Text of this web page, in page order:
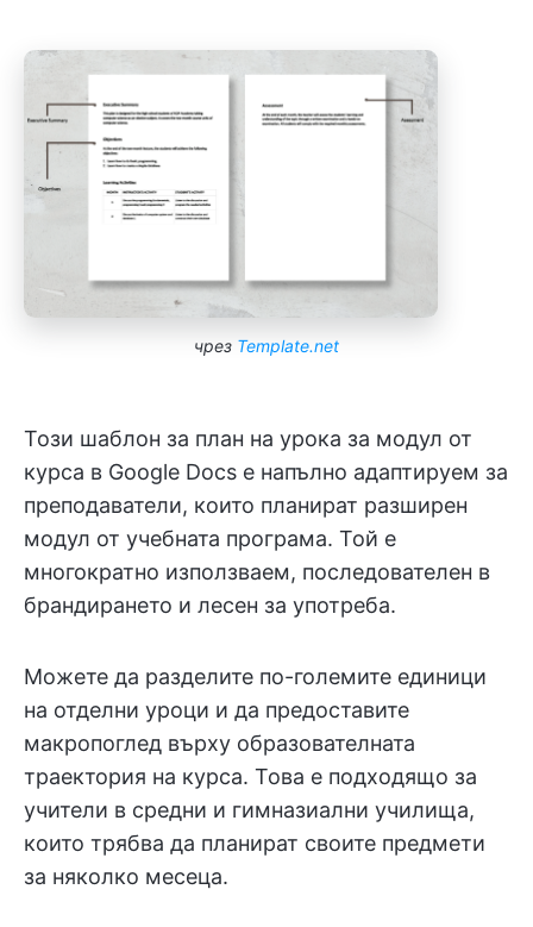
чрез Template.net
Този шаблон за план на урока за модул от
курса в Google Docs е напълно адаптируем за
преподаватели, които планират разширен
модул от учебната програма. Той е
многократно използваем, последователен в
брандирането и лесен за употреба.
Можете да разделите по-големите единици
на отделни уроци и да предоставите
макропоглед върху образователната
траектория на курса. Това е подходящо за
учители в средни и гимназиални училища,
които трябва да планират своите предмети
за няколко месеца.